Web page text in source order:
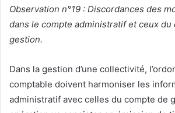
Observation n°19 : Discordances des
dans le compte administratif et ceux du
gestion.
Dans la gestion d’une collectivité,
comptable doivent harmoniser les
administratif avec celles du compte de